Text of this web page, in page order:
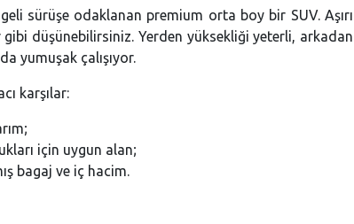
sürüşe odaklanan premium orta boy bir SUV. Aşırı
gibi düşünebilirsiniz. Yerden yüksekliği yeterli, arkadan
yumuşak çalışıyor.
karşılar:
için uygun alan;
bagaj ve iç hacim.